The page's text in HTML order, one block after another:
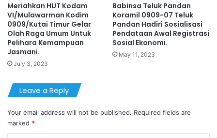
Meriahkan HUT Kodam
VI/Mulawarman Kodim
0909/Kutai Timur Gelar
Olah Raga Umum Untuk
Pelihara Kemampuan
Jasmani.
July 3, 2023
Babinsa Teluk Pandan
Koramil 0909-07 Teluk
Pandan Hadiri Sosialisasi
Pendataan Awal Registrasi
Sosial Ekonomi.
May 11, 2023
Leave a Reply
Your email address will not be published. Required fields are
marked *